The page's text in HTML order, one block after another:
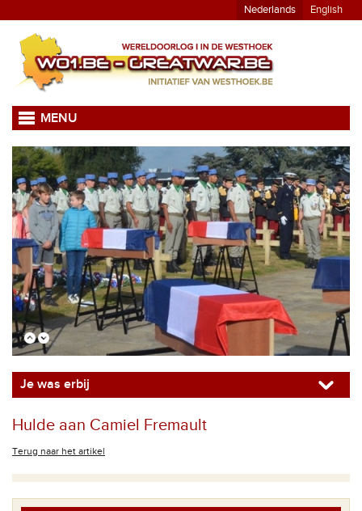
Nederlands English
MENU
Je was erbij
Hulde aan Camiel Fremault
Terug naar het artikel